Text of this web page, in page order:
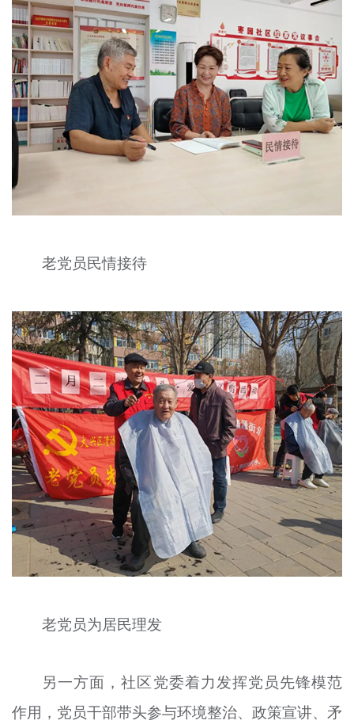
老党员民情接待
老党员为居民理发
另一方面，社区党委着力发挥党员先锋模范
作用，党员干部带头参与环境整治、政策宣讲、矛